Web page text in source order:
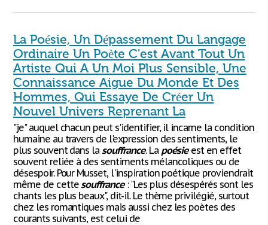
La Poésie, Un Dépassement Du Langage
Ordinaire Un Poète C'est Avant Tout Un
Artiste Qui A Un Moi Plus Sensible, Une
Connaissance Aigue Du Monde Et Des
Hommes, Qui Essaye De Créer Un
Nouvel Univers Reprenant La
"je" auquel chacun peut s'identifier, il incarne la condition
humaine au travers de l'expression des sentiments, le
plus souvent dans lasouffrance. La poésieest en effet
souvent reliée à des sentiments mélancoliques ou de
désespoir. Pour Musset, l'inspiration poétique proviendrait
même de cettesouffrance: "Les plus désespérés sont les
chants les plus beaux", dit-il. Le thème privilégié, surtout
chez les romantiques mais aussi chez les poètes des
courants suivants, est celui de